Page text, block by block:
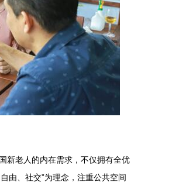
老人的内在需求，不仅拥有全优
由、社交”为理念，注重公共空间